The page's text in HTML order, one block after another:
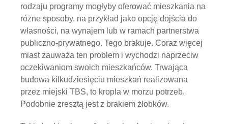
rodzaju programy mogłyby oferować mieszkania na
różne sposoby, na przykład jako opcję dojścia do
własności, na wynajem lub w ramach partnerstwa
publiczno-prywatnego. Tego brakuje. Coraz więcej
miast zauważa ten problem i wychodzi naprzeciw
oczekiwaniom swoich mieszkańców. Trwająca
budowa kilkudziesięciu mieszkań realizowana
przez miejski TBS, to kropla w morzu potrzeb.
Podobnie zresztą jest z brakiem żłobków.